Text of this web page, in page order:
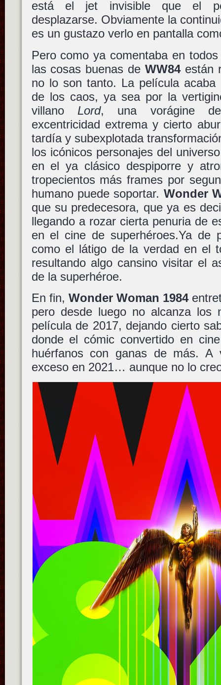
está el jet invisible que el
desplazarse. Obviamente la
es un gustazo verlo en pantalla
Pero como ya comentaba en
las cosas buenas deWW84están
no lo son tanto. La película acaba
de los caos, ya sea por la
villano Lord, una vorágine de
excentricidad extrema y cierto
tardía y subexplotada
los icónicos personajes del
en el ya clásico despiporre y
tropecientos más frames por
humano puede soportar. Wonder
que su predecesora, que ya es
llegando a rozar cierta penuria de
en el cine de superhéroes.Ya de
como el látigo de la verdad en el
resultando algo cansino visitar el
de la superhéroe.
En fin, Wonder Woman 1984
pero desde luego no alcanza los
película de 2017, dejando cierto
donde el cómic convertido en
huérfanos con ganas de más.
exceso en 2021… aunque no lo